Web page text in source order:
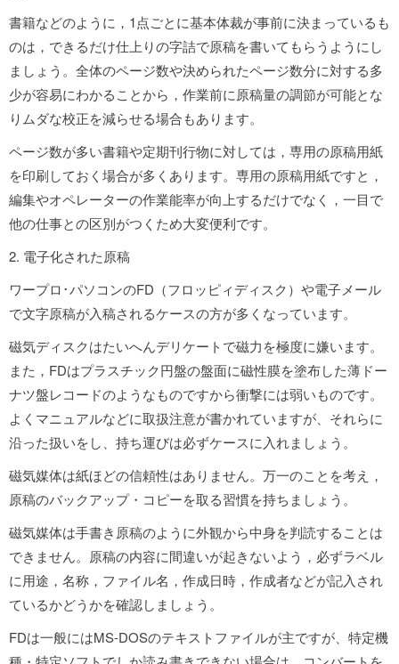
書籍などのように，1点ごとに基本体裁が事前に決まっているも
のは，できるだけ仕上りの字詰で原稿を書いてもらうようにし
ましょう。全体のページ数や決められたページ数分に対する多
少が容易にわかることから，作業前に原稿量の調節が可能とな
りムダな校正を減らせる場合もあります。
ページ数が多い書籍や定期刊行物に対しては，専用の原稿用紙
を印刷しておく場合が多くあります。専用の原稿用紙ですと，
編集やオペレーターの作業能率が向上するだけでなく，一目で
他の仕事との区別がつくため大変便利です。
2. 電子化された原稿
ワープロ･パソコンのFD（フロッピィディスク）や電子メール
で文字原稿が入稿されるケースの方が多くなっています。
磁気ディスクはたいへんデリケートで磁力を極度に嫌います。
また，FDはプラスチック円盤の盤面に磁性膜を塗布した薄ドー
ナツ盤レコードのようなものですから衝撃には弱いものです。
よくマニュアルなどに取扱注意が書かれていますが、それらに
沿った扱いをし、持ち運びは必ずケースに入れましょう。
磁気媒体は紙ほどの信頼性はありません。万一のことを考え，
原稿のバックアップ・コピーを取る習慣を持ちましょう。
磁気媒体は手書き原稿のように外観から中身を判読することは
できません。原稿の内容に間違いが起きないよう，必ずラベル
に用途，名称，ファイル名，作成日時，作成者などが記入され
ているかどうかを確認しましょう。
FDは一般にはMS-DOSのテキストファイルが主ですが、特定機